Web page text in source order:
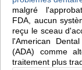
malgré
FDA, aucun
reçu le sceau
l'American Dental
(ADA) comme
traitement plus